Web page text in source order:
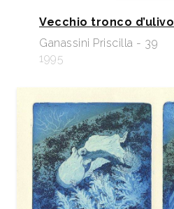
Vecchio tronco d’ulivo
Ganassini Priscilla - 39
1995